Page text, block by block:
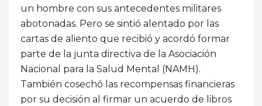
un hombre con sus antecedentes militares
abotonadas. Pero se sintió alentado por las
cartas de aliento que recibió y acordó formar
parte de la junta directiva de la Asociación
Nacional para la Salud Mental (NAMH).
También cosechó las recompensas financieras
por su decisión al firmar un acuerdo de libros